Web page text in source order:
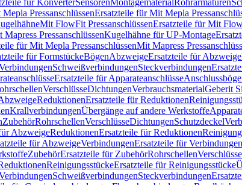
für KonverterSensorenMontagematerialRohrarmaturen
PressanschlüssenErsatzteile für Mit Mepla
Mit FlowFit PressanschlüssenErsatzteile für Mit
PressanschlüssenKugelhähne für UP-Montage
für Mit Mepla PressanschlüssenMit Mapress
für FormstückeBögenAbzweigeErsatzteile für Abzweige
SchweißverbindungenSteckverbindungen
Ersatzteile für Apparateanschlüsse
VerschlüsseDichtungenVerbrauchsmaterialGeberit
ReduktionenErsatzteile für Reduktionen
KrallverbindungenÜbergänge auf andere Werkstoffe
ZubehörRohrschellenVerschlüsseDichtungenSchutzdeckel
AbzweigeReduktionenErsatzteile für Reduktionen
für AbzweigeVerbindungenErsatzteile für Verbindungen
ZubehörErsatzteile für ZubehörRohrschellenVerschlüsse
ReinigungsstückeErsatzteile für Reinigungsstücke
SchweißverbindungenSteckverbindungen